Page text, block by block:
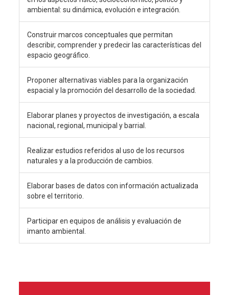
ambiental: su dinámica, evolución e integración.
Construir marcos conceptuales que permitan
describir, comprender y predecir las características del
espacio geográfico.
Proponer alternativas viables para la organización
espacial y la promoción del desarrollo de la sociedad.
Elaborar planes y proyectos de investigación, a escala
nacional, regional, municipal y barrial.
Realizar estudios referidos al uso de los recursos
naturales y a la producción de cambios.
Elaborar bases de datos con información actualizada
sobre el territorio.
Participar en equipos de análisis y evaluación de
imanto ambiental.